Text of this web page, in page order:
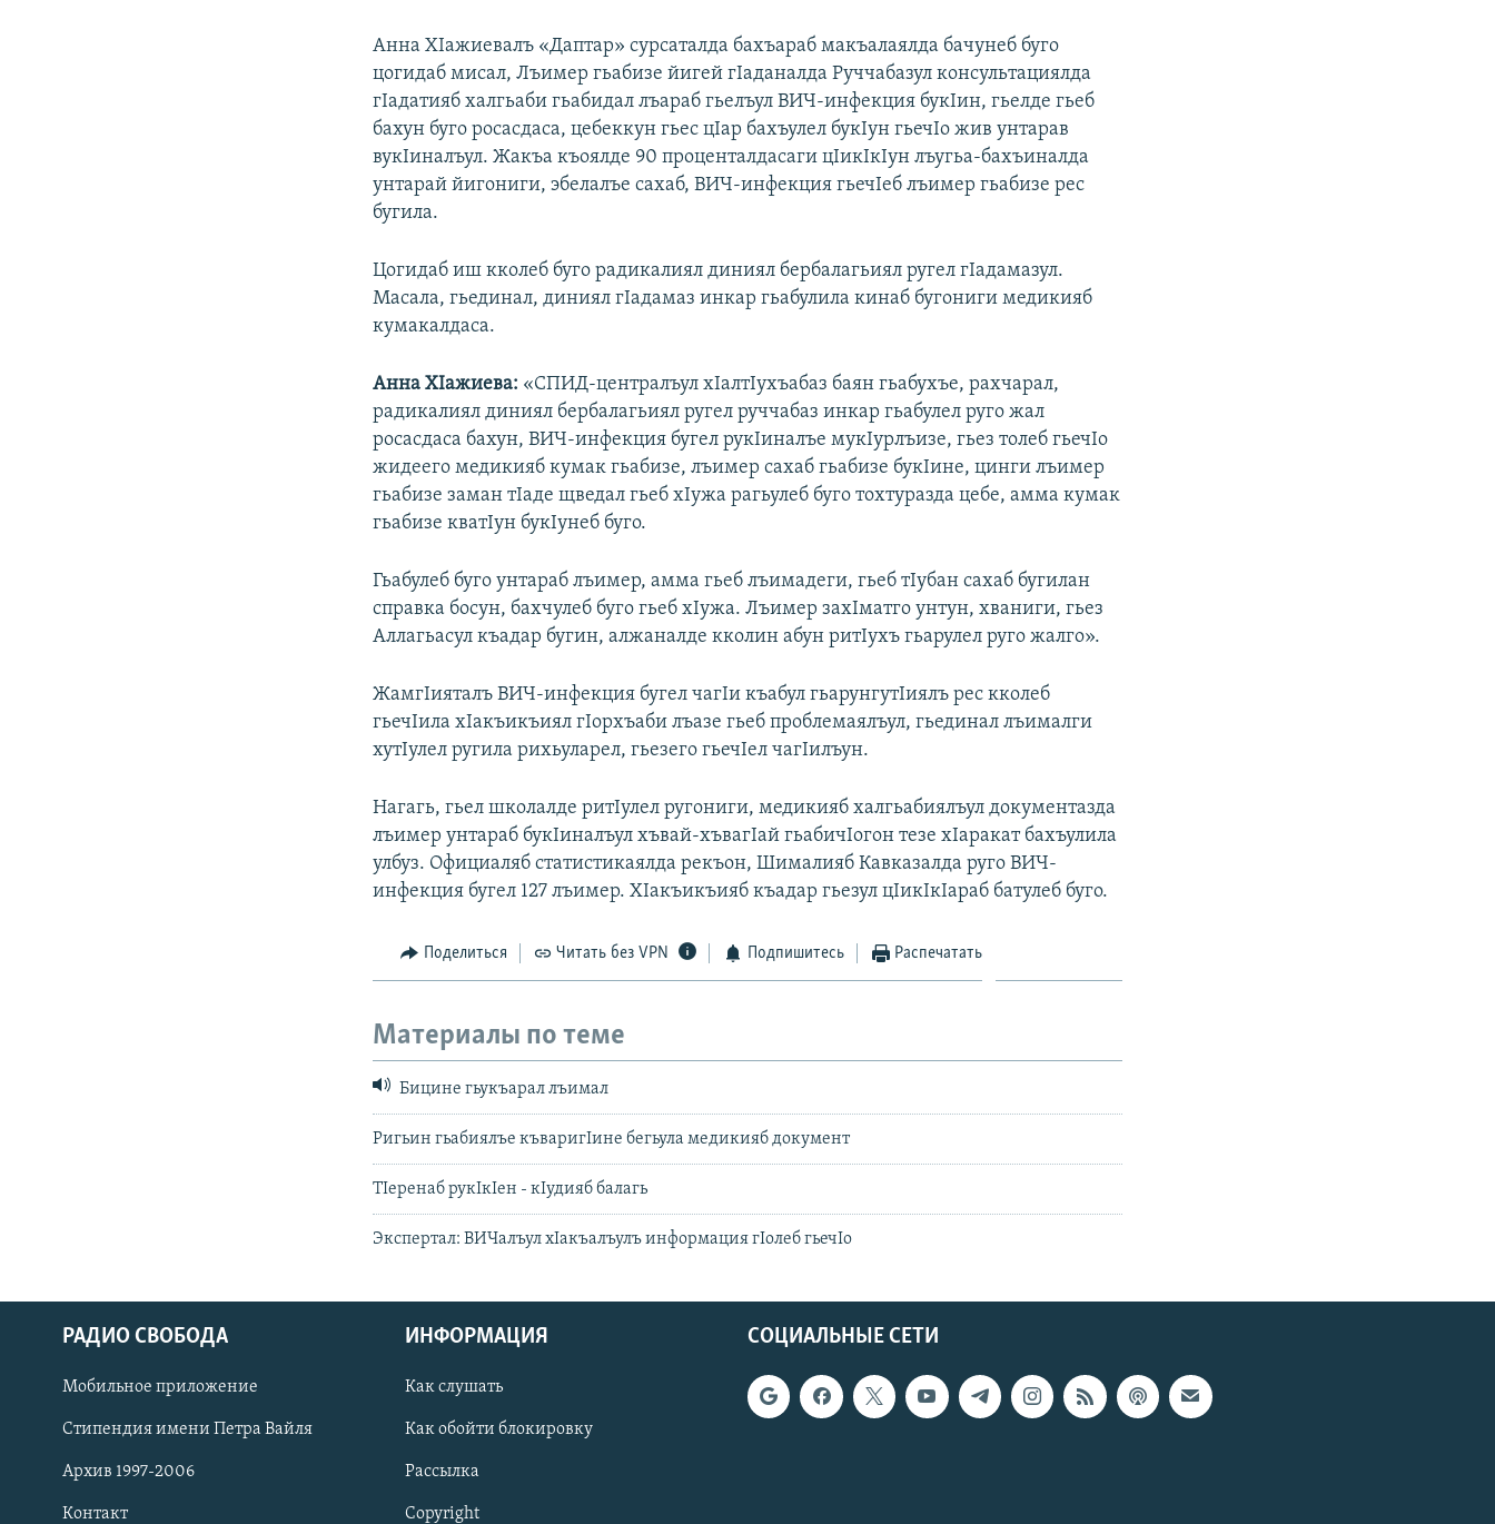
СОЦИАЛЬНЫЕ СЕТИ
Анна ХIажиевалъ «Даптар» сурсаталда бахъараб макъалаялда бачунеб буго
цогидаб мисал, Лъимер гьабизе йигей гIаданалда Руччабазул консультациялда
гIадатияб халгьаби гьабидал лъараб гьелъул ВИЧ-инфекция букIин, гьелде гьеб
бахун буго росасдаса, цебеккун гьес цIар бахъулел букIун гьечIо жив унтарав
вукIиналъул. Жакъа къоялде 90 проценталдасаги цIикIкIун лъугьа-бахъиналда
унтарай йигониги, эбелалъе сахаб, ВИЧ-инфекция гьечIеб лъимер гьабизе рес
бугила.
Цогидаб иш кколеб буго радикалиял диниял бербалагьиял ругел гIадамазул.
Масала, гьединал, диниял гIадамаз инкар гьабулила кинаб бугониги медикияб
кумакалдаса.
Анна ХIажиева: «СПИД-централъул хIалтIухъабаз баян гьабухъе, рахчарал,
радикалиял диниял бербалагьиял ругел руччабаз инкар гьабулел руго жал
росасдаса бахун, ВИЧ-инфекция бугел рукIиналъе мукIурлъизе, гьез толеб гьечIо
жидеего медикияб кумак гьабизе, лъимер сахаб гьабизе букIине, цинги лъимер
гьабизе заман тIаде щведал гьеб хIужа рагьулеб буго тохтуразда цебе, амма кумак
гьабизе кватIун букIунеб буго.
Гьабулеб буго унтараб лъимер, амма гьеб лъимадеги, гьеб тIубан сахаб бугилан
справка босун, бахчулеб буго гьеб хIужа. Лъимер захIматго унтун, хваниги, гьез
Аллагьасул къадар бугин, алжаналде кколин абун ритIухъ гьарулел руго жалго».
ЖамгIияталъ ВИЧ-инфекция бугел чагIи къабул гьарунгутIиялъ рес кколеб
гьечIила хIакъикъиял гIорхъаби лъазе гьеб проблемаялъул, гьединал лъималги
хутIулел ругила рихьуларел, гьезего гьечIел чагIилъун.
Нагагь, гьел школалде ритIулел ругониги, медикияб халгьабиялъул документазда
лъимер унтараб букIиналъул хъвай-хъвагIай гьабичIогон тезе хIаракат бахъулила
улбуз. Официаляб статистикаялда рекъон, Шималияб Кавказалда руго ВИЧ-
инфекция бугел 127 лъимер. ХIакъикъияб къадар гьезул цIикIкIараб батулеб буго.
Поделиться Читать без VPN Подпишитесь Распечатать
Материалы по теме
Бицине гьукъарал лъимал
Ригьин гьабиялъе къваригIине бегьула медикияб документ
ТIеренаб рукIкIен - кIудияб балагь
Экспертал: ВИЧалъул хIакъалъулъ информация гIолеб гьечIо
СОЦИАЛЬНЫЕ СЕТИ
РАДИО СВОБОДА
Мобильное приложение
Стипендия имени Петра Вайля
Архив 1997-2006
Контакт
ИНФОРМАЦИЯ
Как слушать
Как обойти блокировку
Рассылка
Copyright